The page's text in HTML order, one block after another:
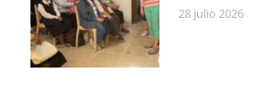
28 julio 2026